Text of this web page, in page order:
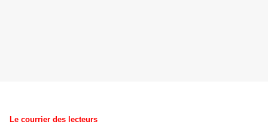
Le courrier des lecteurs